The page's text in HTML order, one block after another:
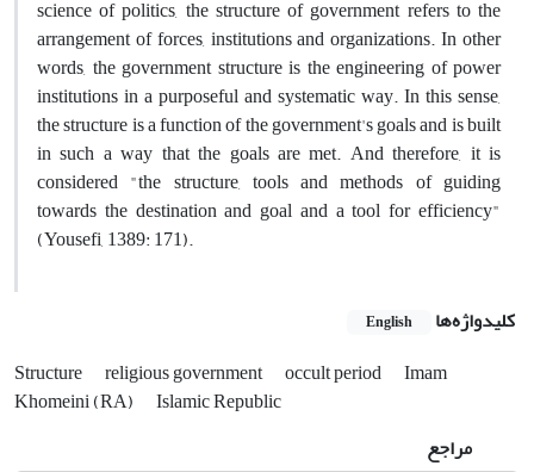
science of politics, the structure of government refers to the
arrangement of forces, institutions and organizations. In other
words, the government structure is the engineering of power
institutions in a purposeful and systematic way. In this sense,
the structure is a function of the government's goals and is built
in such a way that the goals are met. And therefore, it is
considered "the structure, tools and methods of guiding
towards the destination and goal and a tool for efficiency"
(Yousefi, 1389: 171).
کلیدواژه‌ها English
Structure religious government occult period
Imam
Khomeini (RA)
Islamic Republic
مراجع